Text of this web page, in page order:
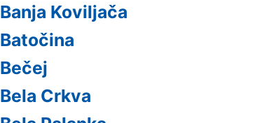
Banja Koviljača
Batočina
Bečej
Bela Crkva